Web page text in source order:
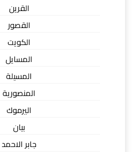
القرين
القصور
الكويت
المسايل
المسيلة
المنصورية
اليرموك
بيان
جابر الاحمد